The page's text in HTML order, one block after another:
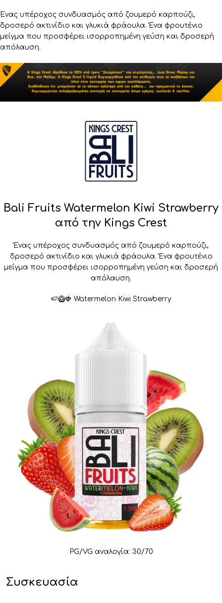
Ένας υπέροχος συνδυασμός από ζουμερό καρπούζι,
δροσερό ακτινίδιο και γλυκιά φράουλα. Ένα φρουτένιο
μείγμα που προσφέρει ισορροπημένη γεύση και δροσερή
απόλαυση.
Bali Fruits Watermelon Kiwi Strawberry
από την Kings Crest
Ένας υπέροχος συνδυασμός από ζουμερό καρπούζι,
δροσερό ακτινίδιο και γλυκιά φράουλα. Ένα φρουτένιο
μείγμα που προσφέρει ισορροπημένη γεύση και δροσερή
απόλαυση.
🍉🥝🍓 Watermelon Kiwi Strawberry
PG/VG αναλογία: 30/70
Συσκευασία